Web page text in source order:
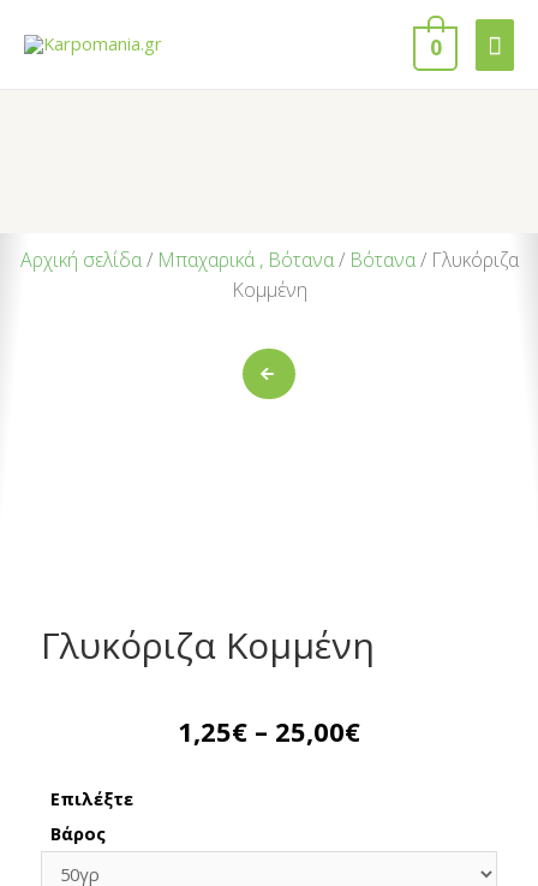
0
Αρχική σελίδα/ Μπαχαρικά , Βότανα/ Βότανα/ Γλυκόριζα
Κομμένη
Γλυκόριζα Κομμένη
1,25€ – 25,00€
Επιλέξτε
Βάρος